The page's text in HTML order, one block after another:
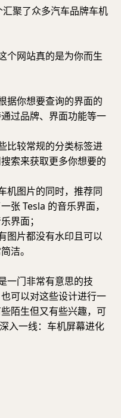
汇聚了众多汽车品牌车机
个网站真的是为你而生
据你想要查询的界面的
过品牌、界面功能等一
比较常规的分类标签进
索来获取更多你想要的
机图片的同时，推荐同
张 Tesla 的音乐界面，
界面；
图片都没有水印且可以
洁。
一门非常有意思的技
可以对这些设计进行一
陌生但又有些兴趣，可
入一线：车机屏幕进化